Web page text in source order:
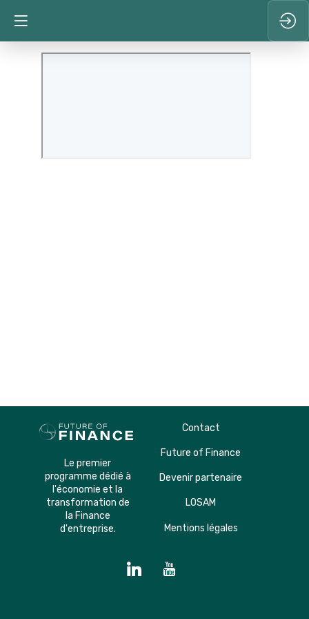
Le premier
programme dédié à
l'économie et la
transformation de
la Finance
Contact
Future of Finance
Devenir partenaire
LOSAM
Mentions légales